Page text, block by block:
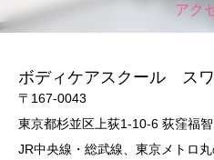
アク
ボディケアスクール ス
〒167-0043
東京都杉並区上荻1-10-6 荻窪福
JR中央線・総武線、東京メトロ